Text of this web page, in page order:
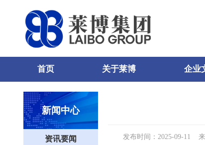
首页 关于莱博 企业
新闻中心
资讯要闻 发布时间：2025-09-11